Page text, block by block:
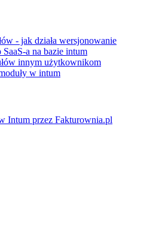
- jak działa wersjonowanie
SaaS-a na bazie intum
innym użytkownikom
w intum
Intum przez Fakturownia.pl